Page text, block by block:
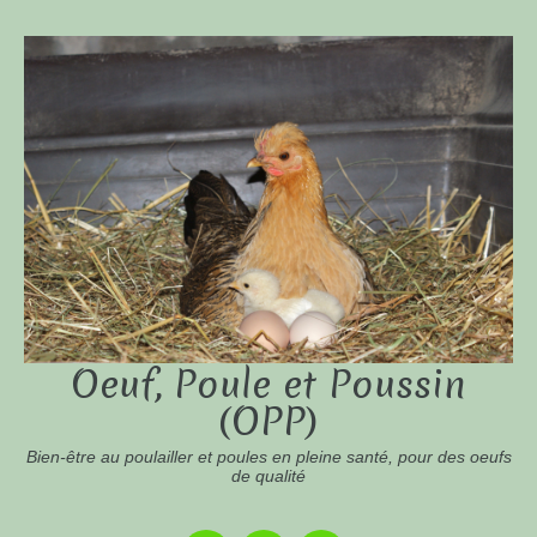
Oeuf, Poule et Poussin
(OPP)
Bien-être au poulailler et poules en pleine santé, pour des oeufs
de qualité